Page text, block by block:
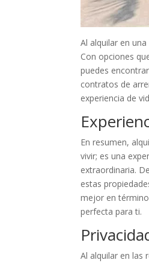
Al alquilar en
Con opciones
puedes
contratos de
experiencia de
En resumen,
vivir; es una
extraordinaria.
estas
mejor en
perfecta para ti.
Al alquilar en las